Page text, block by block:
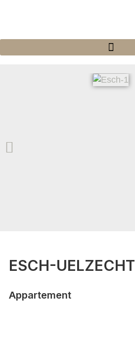
ESCH-UELZECHT
Appartement